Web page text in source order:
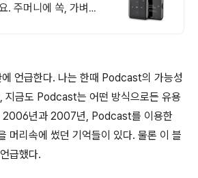
. 주머니에 쏙, 가벼운
언급한다. 나는 한때 Podcast의 가능성
지금도 Podcast는 어떤 방식으로든 유용
2006년과 2007년, Podcast를 이용한
머리속에 썼던 기억들이 있다. 물론 이 블
급했다.